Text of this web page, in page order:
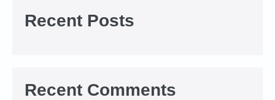
Recent Posts
Recent Comments